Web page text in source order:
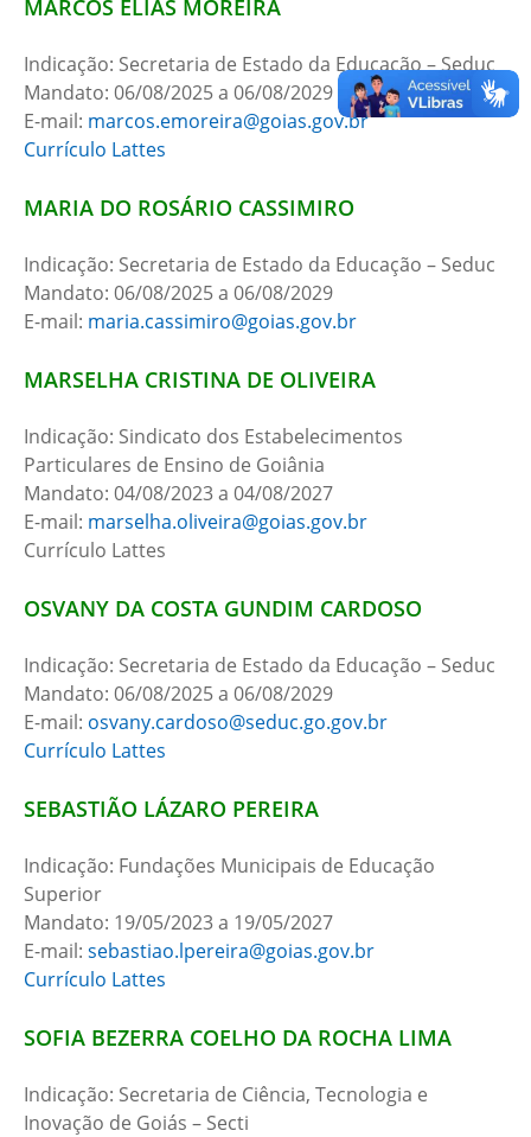
MARCOS ELIAS MOREIRA
Indicação: Secretaria de Estado da Educação – Seduc
Mandato: 06/08/2025 a 06/08/2029
E-mail: marcos.emoreira@goias.gov.br
Currículo Lattes
MARIA DO ROSÁRIO CASSIMIRO
Indicação: Secretaria de Estado da Educação – Seduc
Mandato: 06/08/2025 a 06/08/2029
E-mail: maria.cassimiro@goias.gov.br
MARSELHA CRISTINA DE OLIVEIRA
Indicação: Sindicato dos Estabelecimentos
Particulares de Ensino de Goiânia
Mandato: 04/08/2023 a 04/08/2027
E-mail: marselha.oliveira@goias.gov.br
Currículo Lattes
OSVANY DA COSTA GUNDIM CARDOSO
Indicação: Secretaria de Estado da Educação – Seduc
Mandato: 06/08/2025 a 06/08/2029
E-mail: osvany.cardoso@seduc.go.gov.br
Currículo Lattes
SEBASTIÃO LÁZARO PEREIRA
Indicação: Fundações Municipais de Educação
Superior
Mandato: 19/05/2023 a 19/05/2027
E-mail: sebastiao.lpereira@goias.gov.br
Currículo Lattes
SOFIA BEZERRA COELHO DA ROCHA LIMA
Indicação: Secretaria de Ciência, Tecnologia e
Inovação de Goiás – Secti